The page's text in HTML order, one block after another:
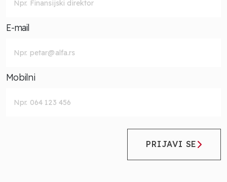
E-mail
Mobilni
PRIJAVI SE